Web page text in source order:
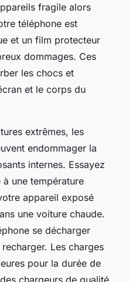
fragile alors
téléphone est
et un film protecteur
dommages. Ces
les chocs et
et le corps du
extrêmes, les
endommager la
internes. Essayez
une température
appareil exposé
une voiture chaude.
se décharger
Les charges
pour la durée de
chargeurs de qualité